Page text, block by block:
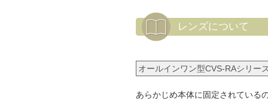
レンズについて
オールインワン型CVS-RAシリー
あらかじめ本体に固定されている